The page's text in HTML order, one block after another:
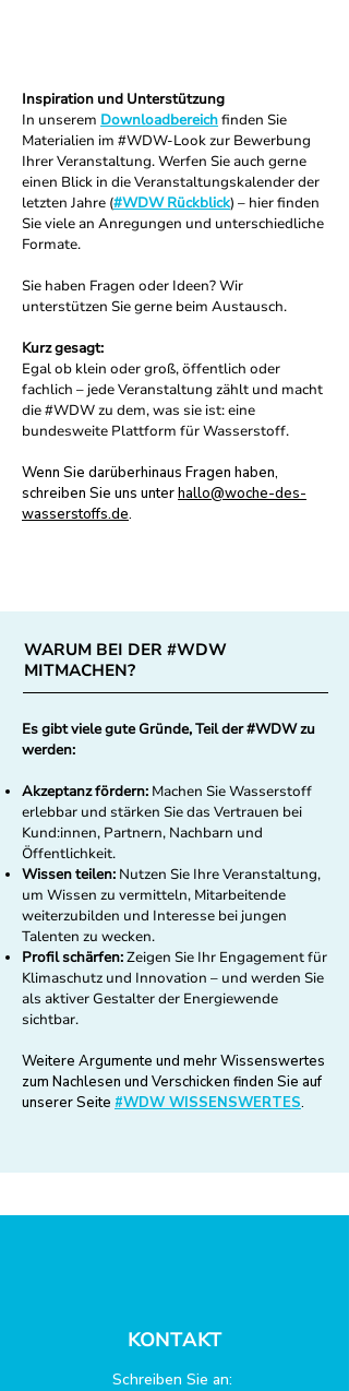
Inspiration und Unterstützung
In unserem Downloadbereichfinden Sie
Materialien im #WDW-Look zur Bewerbung
Ihrer Veranstaltung. Werfen Sie auch gerne
einen Blick in die Veranstaltungskalender der
letzten Jahre (#WDW Rückblick) – hier finden
Sie viele an Anregungen und unterschiedliche
Formate.
Sie haben Fragen oder Ideen? Wir
unterstützen Sie gerne beim Austausch.
Kurz gesagt:
Egal ob klein oder groß, öffentlich oder
fachlich – jede Veranstaltung zählt und macht
die #WDW zu dem, was sie ist: eine
bundesweite Plattform für Wasserstoff.
Wenn Sie darüberhinaus Fragen haben,
schreiben Sie uns unterhallo@woche-des-
wasserstoffs.de.
WARUM BEI DER #WDW
MITMACHEN?
Es gibt viele gute Gründe, Teil der #WDW zu
werden:
Akzeptanz fördern: Machen Sie Wasserstoff
erlebbar und stärken Sie das Vertrauen bei
Kund:innen, Partnern, Nachbarn und
Öffentlichkeit.
Wissen teilen: Nutzen Sie Ihre Veranstaltung,
um Wissen zu vermitteln, Mitarbeitende
weiterzubilden und Interesse bei jungen
Talenten zu wecken.
Profil schärfen:Zeigen Sie Ihr Engagement für
Klimaschutz und Innovation – und werden Sie
als aktiver Gestalter der Energiewende
sichtbar.
Weitere Argumente und mehr Wissenswertes
zum Nachlesen und Verschicken finden Sie auf
unserer Seite #WDW WISSENSWERTES. ​
KONTAKT
Schreiben Sie an: